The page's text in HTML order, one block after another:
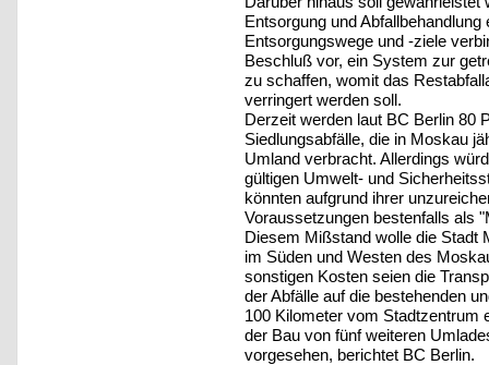
Entsorgung und
Entsorgungswege und -ziele
Beschluß vor, ein System zur
zu schaffen, womit das
verringert werden soll.
Derzeit werden laut BC Berlin 80
Siedlungsabfälle, die in Moskau
Umland verbracht. Allerdings
gültigen Umwelt- und
könnten aufgrund ihrer
Voraussetzungen bestenfalls als
Diesem Mißstand wolle die Stadt
im Süden und Westen des
sonstigen Kosten seien die
der Abfälle auf die bestehenden
100 Kilometer vom Stadtzentrum
der Bau von fünf weiteren
vorgesehen, berichtet BC Berlin.